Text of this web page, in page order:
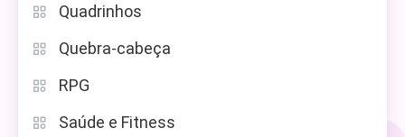
Quadrinhos
Quebra-cabeça
RPG
Saúde e Fitness